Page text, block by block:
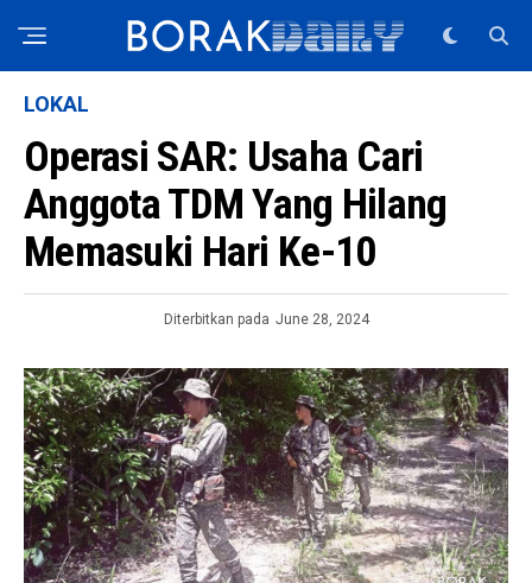
LOKAL
Operasi SAR: Usaha Cari
Anggota TDM Yang Hilang
Memasuki Hari Ke-10
Diterbitkan pada June 28, 2024